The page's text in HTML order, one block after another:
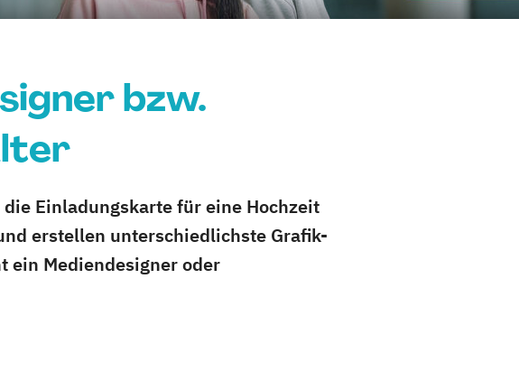
bzw.
Einladungskarte für eine Hochzeit
erstellen unterschiedlichste Grafik-
ein Mediendesigner oder